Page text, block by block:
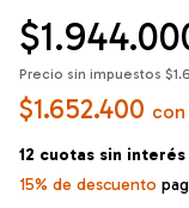
Precio sin impuestos
$1.652.400 con
12 cuotas sin interés
15% de descuento